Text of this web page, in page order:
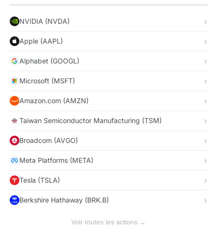
NVIDIA (NVDA)
Apple (AAPL)
Alphabet (GOOGL)
Microsoft (MSFT)
Amazon.com (AMZN)
Taiwan Semiconductor Manufacturing (TSM)
Broadcom (AVGO)
Meta Platforms (META)
Tesla (TSLA)
Berkshire Hathaway (BRK.B)
Voir toutes les actions →